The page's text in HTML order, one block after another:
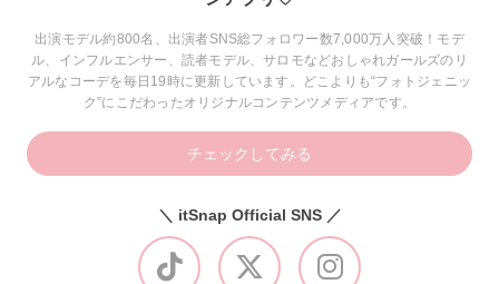
出演モデル約800名、出演者SNS総フォロワー数7,000万人突破！モデ
ル、インフルエンサー、読者モデル、サロモなどおしゃれガールズのリ
アルなコーデを毎日19時に更新しています。どこよりも“フォトジェニッ
ク”にこだわったオリジナルコンテンツメディアです。
チェックしてみる
＼ itSnap Official SNS ／